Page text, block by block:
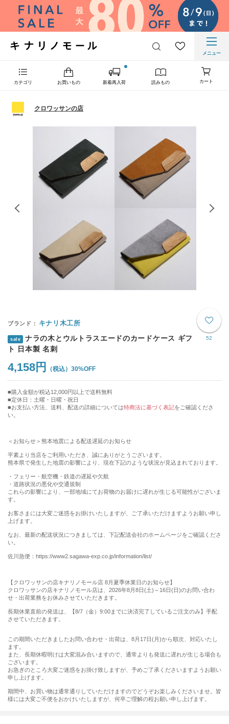
メニュー
カテゴリ お買いもの 新着再入荷 読みもの カート
クロワッサンの店
52
キナリ木工所
sale
ナラの木とウルトラスエードのカードケース ギフ
ト 日本製 名刺
4,158円 30%OFF
購入金額が税込12,000円以上で送料無料
定休日：土曜・日曜・祝日
■お支払い方法、送料、配送の詳細については特商法に基づく表記をご確認くださ
い。
＜お知らせ＞熊本地震による配送遅延のお知らせ
平素より当店をご利用いただき、誠にありがとうございます。
熊本県で発生した地震の影響により、現在下記のような状況が見込まれております。
・フェリー・航空機・鉄道の遅延や欠航
・道路状況の悪化や交通規制
これらの影響により、一部地域にてお荷物のお届けに遅れが生じる可能性がございま
す。
お客さまには大変ご迷惑をお掛けいたしますが、ご了承いただけますようお願い申し
上げます。
なお、最新の配送状況につきましては、下記配送会社のホームページをご確認くださ
い。
佐川急便：https://www2.sagawa-exp.co.jp/information/list/
【クロワッサンの店キナリノモール店 8月夏季休業日のお知らせ】
クロワッサンの店キナリノモール店は、2026年8月8日(土)～16日(日)のお問い合わ
せ・出荷業務をお休みさせていただきます。
長期休業直前の発送は、【8/7（金）9:00までに決済完了しているご注文のみ】手配
させていただきます。
この期間いただきましたお問い合わせ・出荷は、8月17日(月)から順次、対応いたし
ます。
また、長期休暇明けは大変混み合いますので、通常よりも発送に遅れが生じる場合も
ございます。
お急ぎのところ大変ご迷惑をお掛け致しますが、予めご了承くださいますようお願い
申し上げます。
期間中、お買い物は通常通りしていただけますのでどうぞお楽しみくださいませ。皆
様には大変ご不便をおかけいたしますが、何卒ご理解の程お願い申し上げます。